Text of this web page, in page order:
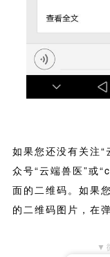
如果您还没有关注
众号“云端兽医”或
面的二维码。如果
的二维码图片，在
▼